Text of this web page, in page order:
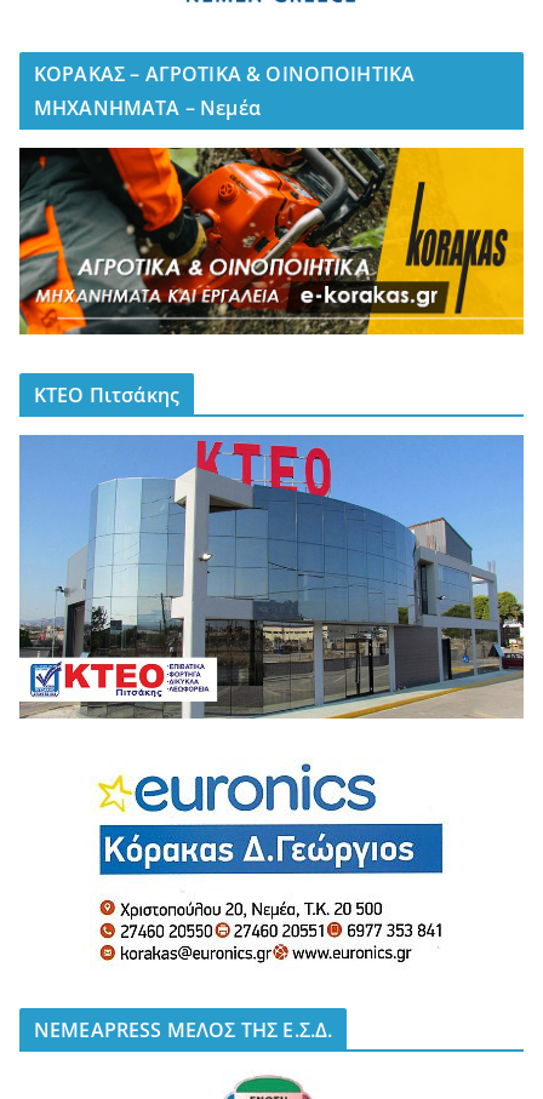
ΚΟΡΑΚΑΣ – ΑΓΡΟΤΙΚΑ & ΟΙΝΟΠΟΙΗΤΙΚΑ
ΜΗΧΑΝΗΜΑΤΑ – Νεμέα
ΚΤΕΟ Πιτσάκης
NEMEAPRESS ΜΕΛΟΣ ΤΗΣ Ε.Σ.Δ.